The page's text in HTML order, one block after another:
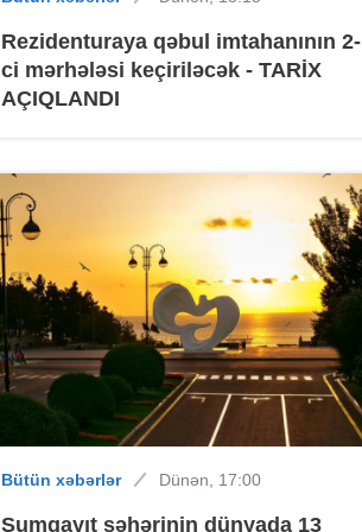
Rezidenturaya qəbul imtahanının 2-
ci mərhələsi keçiriləcək - TARİX
AÇIQLANDI
Bütün xəbərlər Dünən, 17:00
Sumqayıt şəhərinin dünyada 13